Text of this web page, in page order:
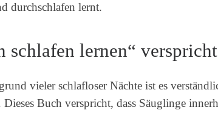
durchschlafen lernt.
schlafen lernen“
vieler schlafloser Nächte ist es
Dieses Buch verspricht, dass Säuglinge